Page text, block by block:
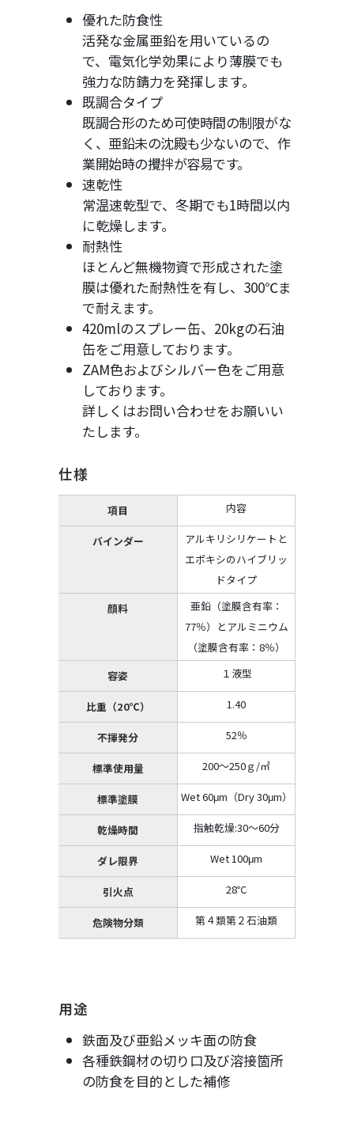
優れた防食性
活発な金属亜鉛を用いているの
で、電気化学効果により薄膜でも
強力な防錆力を発揮します。
既調合タイプ
既調合形のため可使時間の制限がな
く、亜鉛未の沈殿も少ないので、作
業開始時の攪拌が容易です。
速乾性
常温速乾型で、冬期でも1時間以内
に乾燥します。
耐熱性
ほとんど無機物資で形成された塗
膜は優れた耐熱性を有し、300℃ま
で耐えます。
420mlのスプレー缶、20kgの石油
缶をご用意しております。
ZAM色およびシルバー色をご用意
しております。
詳しくはお問い合わせをお願いい
たします。
仕様
項目 内容
バインダー
アルキリシリケートと
エポキシのハイブリッ
ドタイプ
顔料
亜鉛（塗膜含有率：
77％）とアルミニウム
（塗膜含有率：8％）
容姿
１液型
比重（20℃） 1.40
不揮発分 52％
標準使用量 200～250ｇ/㎡
標準塗膜 Wet 60μm（Dry 30μm）
乾燥時間 指触乾燥:30～60分
ダレ限界 Wet 100μm
引火点 28℃
危険物分類 第４類第２石油類
用途
鉄面及び亜鉛メッキ面の防食
各種鉄鋼材の切り口及び溶接箇所
の防食を目的とした補修